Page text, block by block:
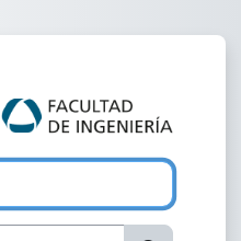
Entrar a Aula